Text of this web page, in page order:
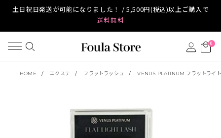
土日祝日発送が可能になりました！ / 5,500円(税込)以上ご購入で
送料無料
0
HOME エクステ フラットラッシュ VENUS PLATINUM フラットライ